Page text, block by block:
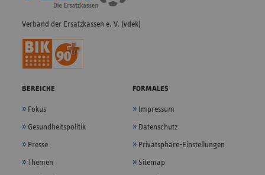
Verband der Ersatzkassen e. V. (vdek)
BEREICHE
Fokus
Gesundheitspolitik
Presse
Themen
FORMALES
Impressum
Datenschutz
Privatsphäre-Einstellungen
Sitemap